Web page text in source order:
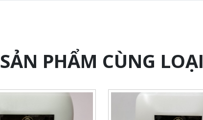
SẢN PHẨM CÙNG LOẠI